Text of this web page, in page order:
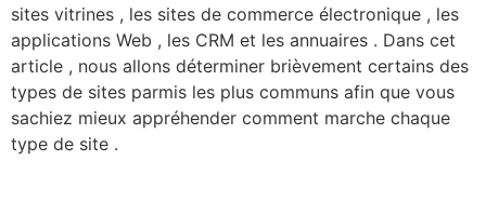
sites vitrines , les sites de commerce électronique , les
applications Web , les CRM et les annuaires . Dans cet
article , nous allons déterminer brièvement certains des
types de sites parmis les plus communs afin que vous
sachiez mieux appréhender comment marche chaque
type de site .